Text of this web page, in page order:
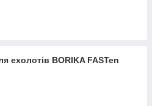
ехолотів BORIKA FASTen